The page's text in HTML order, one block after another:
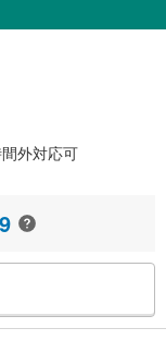
外対応可